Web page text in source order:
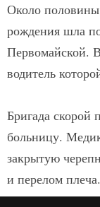
Около половины
рождения шла
Первомайской.
водитель
Бригада скорой
больницу.
закрытую
и перелом плеча.